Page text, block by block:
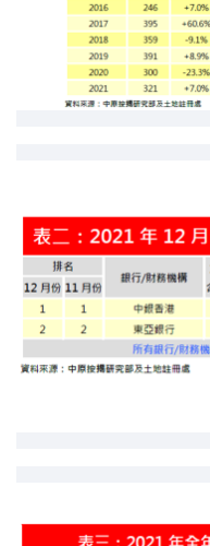
置业预算
供款年期计算
免费物业估价
下载中心
按揭全面睇
按市新闻